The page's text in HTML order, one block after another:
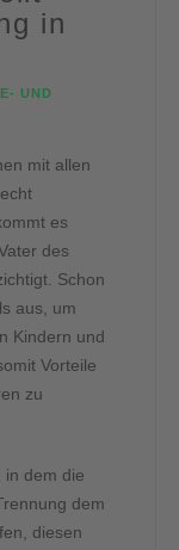
in
UND
mit allen
es
des
Schon
aus, um
Kindern und
Vorteile
zu
in dem die
dem
diesen